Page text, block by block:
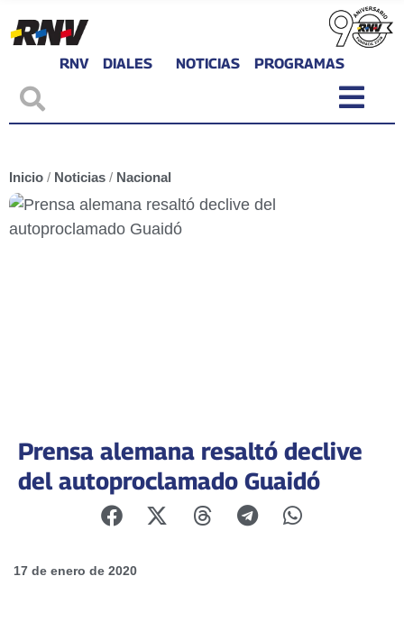
RNV DIALES NOTICIAS PROGRAMAS
Inicio / Noticias / Nacional
Prensa alemana resaltó declive
del autoproclamado Guaidó
17 de enero de 2020